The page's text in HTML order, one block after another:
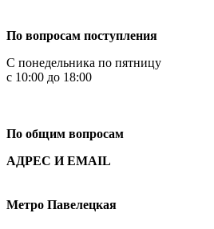
По вопросам поступления
С понедельника по пятницу
с 10:00 до 18:00
По общим вопросам
АДРЕС И EMAIL
Метро Павелецкая